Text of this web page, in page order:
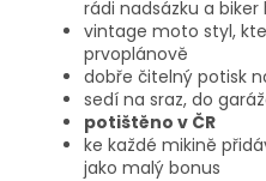
rádi nadsázku a
vintage moto styl,
prvoplánově
dobře čitelný potisk
sedí na sraz, do
potištěno v ČR
ke každé mikině
jako malý bonus